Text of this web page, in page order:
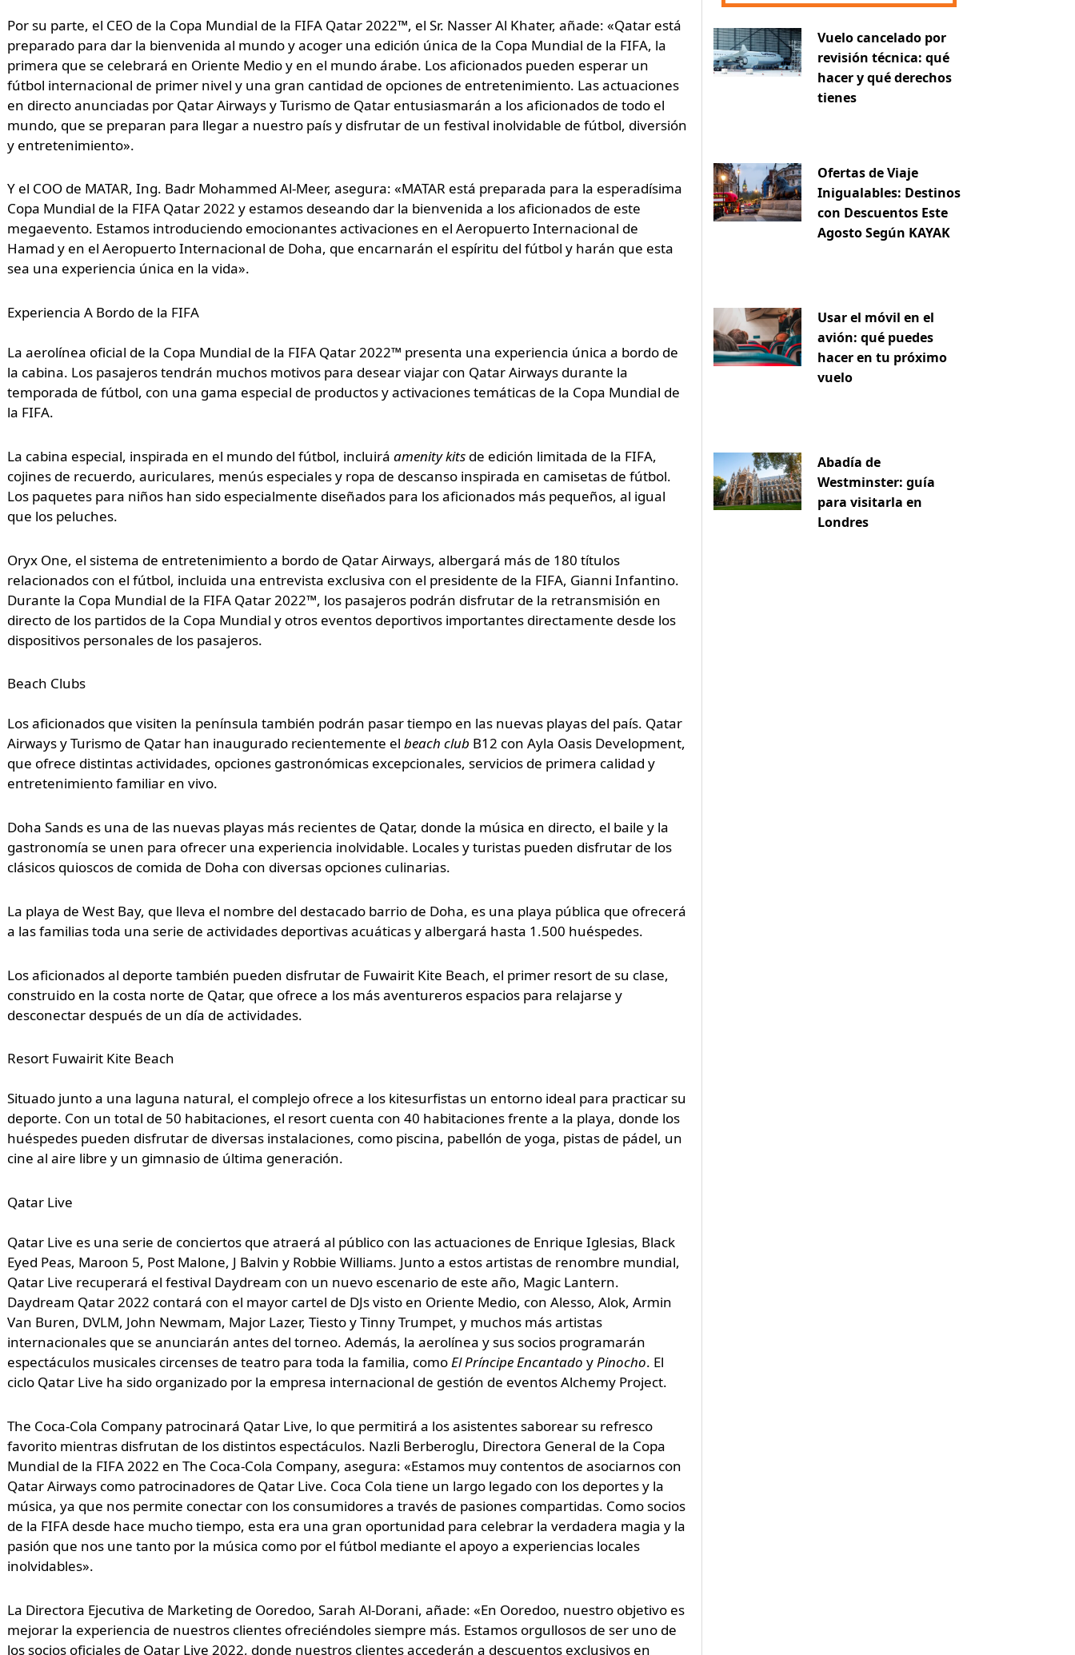
Por su parte, el CEO de la Copa Mundial de la FIFA Qatar 2022™, el Sr. Nasser Al Khater, añade: «Qatar está
preparado para dar la bienvenida al mundo y acoger una edición única de la Copa Mundial de la FIFA, la
primera que se celebrará en Oriente Medio y en el mundo árabe. Los aficionados pueden esperar un
fútbol internacional de primer nivel y una gran cantidad de opciones de entretenimiento. Las actuaciones
en directo anunciadas por Qatar Airways y Turismo de Qatar entusiasmarán a los aficionados de todo el
mundo, que se preparan para llegar a nuestro país y disfrutar de un festival inolvidable de fútbol, diversión
y entretenimiento».
Y el COO de MATAR, Ing. Badr Mohammed Al-Meer, asegura: «MATAR está preparada para la esperadísima
Copa Mundial de la FIFA Qatar 2022 y estamos deseando dar la bienvenida a los aficionados de este
megaevento. Estamos introduciendo emocionantes activaciones en el Aeropuerto Internacional de
Hamad y en el Aeropuerto Internacional de Doha, que encarnarán el espíritu del fútbol y harán que esta
sea una experiencia única en la vida».
Experiencia A Bordo de la FIFA
La aerolínea oficial de la Copa Mundial de la FIFA Qatar 2022™ presenta una experiencia única a bordo de
la cabina. Los pasajeros tendrán muchos motivos para desear viajar con Qatar Airways durante la
temporada de fútbol, con una gama especial de productos y activaciones temáticas de la Copa Mundial de
la FIFA.
La cabina especial, inspirada en el mundo del fútbol, incluirá amenity kitsde edición limitada de la FIFA,
cojines de recuerdo, auriculares, menús especiales y ropa de descanso inspirada en camisetas de fútbol.
Los paquetes para niños han sido especialmente diseñados para los aficionados más pequeños, al igual
que los peluches.
Oryx One, el sistema de entretenimiento a bordo de Qatar Airways, albergará más de 180 títulos
relacionados con el fútbol, incluida una entrevista exclusiva con el presidente de la FIFA, Gianni Infantino.
Durante la Copa Mundial de la FIFA Qatar 2022™, los pasajeros podrán disfrutar de la retransmisión en
directo de los partidos de la Copa Mundial y otros eventos deportivos importantes directamente desde los
dispositivos personales de los pasajeros.
Beach Clubs
Los aficionados que visiten la península también podrán pasar tiempo en las nuevas playas del país. Qatar
Airways y Turismo de Qatar han inaugurado recientemente el beach club B12 con Ayla Oasis Development,
que ofrece distintas actividades, opciones gastronómicas excepcionales, servicios de primera calidad y
entretenimiento familiar en vivo.
Doha Sands es una de las nuevas playas más recientes de Qatar, donde la música en directo, el baile y la
gastronomía se unen para ofrecer una experiencia inolvidable. Locales y turistas pueden disfrutar de los
clásicos quioscos de comida de Doha con diversas opciones culinarias.
La playa de West Bay, que lleva el nombre del destacado barrio de Doha, es una playa pública que ofrecerá
a las familias toda una serie de actividades deportivas acuáticas y albergará hasta 1.500 huéspedes.
Los aficionados al deporte también pueden disfrutar de Fuwairit Kite Beach, el primer resort de su clase,
construido en la costa norte de Qatar, que ofrece a los más aventureros espacios para relajarse y
desconectar después de un día de actividades.
Resort Fuwairit Kite Beach
Situado junto a una laguna natural, el complejo ofrece a los kitesurfistas un entorno ideal para practicar su
deporte. Con un total de 50 habitaciones, el resort cuenta con 40 habitaciones frente a la playa, donde los
huéspedes pueden disfrutar de diversas instalaciones, como piscina, pabellón de yoga, pistas de pádel, un
cine al aire libre y un gimnasio de última generación.
Qatar Live
Qatar Live es una serie de conciertos que atraerá al público con las actuaciones de Enrique Iglesias, Black
Eyed Peas, Maroon 5, Post Malone, J Balvin y Robbie Williams. Junto a estos artistas de renombre mundial,
Qatar Live recuperará el festival Daydream con un nuevo escenario de este año, Magic Lantern.
Daydream Qatar 2022 contará con el mayor cartel de DJs visto en Oriente Medio, con Alesso, Alok, Armin
Van Buren, DVLM, John Newmam, Major Lazer, Tiesto y Tinny Trumpet, y muchos más artistas
internacionales que se anunciarán antes del torneo. Además, la aerolínea y sus socios programarán
espectáculos musicales circenses de teatro para toda la familia, comoEl Príncipe Encantado yPinocho. El
ciclo Qatar Live ha sido organizado por la empresa internacional de gestión de eventos Alchemy Project.
The Coca-Cola Company patrocinará Qatar Live, lo que permitirá a los asistentes saborear su refresco
favorito mientras disfrutan de los distintos espectáculos. Nazli Berberoglu, Directora General de la Copa
Mundial de la FIFA 2022 en The Coca-Cola Company, asegura: «Estamos muy contentos de asociarnos con
Qatar Airways como patrocinadores de Qatar Live. Coca Cola tiene un largo legado con los deportes y la
música, ya que nos permite conectar con los consumidores a través de pasiones compartidas. Como socios
de la FIFA desde hace mucho tiempo, esta era una gran oportunidad para celebrar la verdadera magia y la
pasión que nos une tanto por la música como por el fútbol mediante el apoyo a experiencias locales
inolvidables».
La Directora Ejecutiva de Marketing de Ooredoo, Sarah Al-Dorani, añade: «En Ooredoo, nuestro objetivo es
mejorar la experiencia de nuestros clientes ofreciéndoles siempre más. Estamos orgullosos de ser uno de
los socios oficiales de Qatar Live 2022, donde nuestros clientes accederán a descuentos exclusivos en
Vuelo cancelado por
revisión técnica: qué
hacer y qué derechos
tienes
Ofertas de Viaje
Inigualables: Destinos
con Descuentos Este
Agosto Según KAYAK
Usar el móvil en el
avión: qué puedes
hacer en tu próximo
vuelo
Abadía de
Westminster: guía
para visitarla en
Londres